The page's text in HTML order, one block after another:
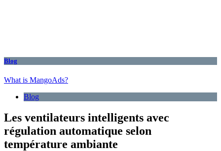
Blog
What is MangoAds?
Blog
Les ventilateurs intelligents avec
régulation automatique selon
température ambiante